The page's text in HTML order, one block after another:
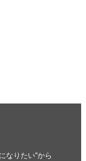
なりたい"から